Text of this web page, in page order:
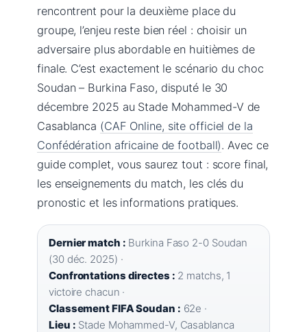
rencontrent pour la deuxième place du
groupe, l’enjeu reste bien réel : choisir un
adversaire plus abordable en huitièmes de
finale. C’est exactement le scénario du choc
Soudan – Burkina Faso, disputé le 30
décembre 2025 au Stade Mohammed-V de
Casablanca (CAF Online, site officiel de la
Confédération africaine de football). Avec ce
guide complet, vous saurez tout : score final,
les enseignements du match, les clés du
pronostic et les informations pratiques.
Dernier match : Burkina Faso 2-0 Soudan
(30 déc. 2025) ·
Confrontations directes : 2 matchs, 1
victoire chacun ·
Classement FIFA Soudan : 62e ·
Lieu : Stade Mohammed-V, Casablanca